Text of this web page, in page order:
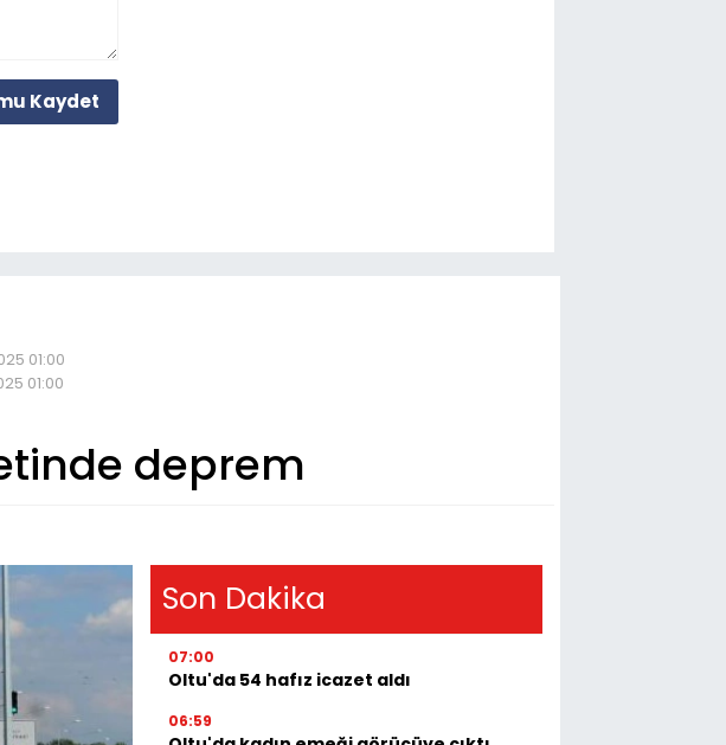
Kaydet
01:00
01:00
deprem
Son Dakika
07:00
Oltu'da 54 hafız icazet aldı
06:59